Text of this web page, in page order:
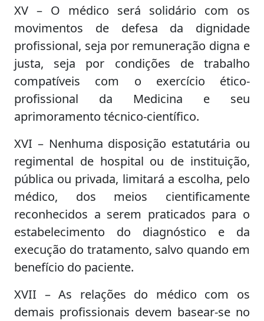
XV – O médico será solidário com os
movimentos de defesa da dignidade
profissional, seja por remuneração digna e
justa, seja por condições de trabalho
compatíveis com o exercício ético-
profissional da Medicina e seu
aprimoramento técnico-científico.
XVI – Nenhuma disposição estatutária ou
regimental de hospital ou de instituição,
pública ou privada, limitará a escolha, pelo
médico, dos meios cientificamente
reconhecidos a serem praticados para o
estabelecimento do diagnóstico e da
execução do tratamento, salvo quando em
benefício do paciente.
XVII – As relações do médico com os
demais profissionais devem basear-se no